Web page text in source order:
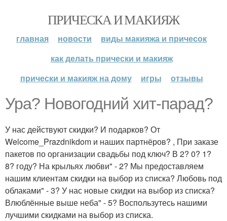
ПРИЧЕСКА И МАКИЯЖ
главная новости
виды макияжа и причесок
как делать прически и макияж
прически и макияж на дому
игры отзывы
Ура? Новогодний хит-парад?
У нас действуют скидки? И подарков? От
Welcome_Prazdnikdom и наших партнёров? , При заказе
пакетов по организации свадьбы под ключ? В 2? 0? 1?
8? году? На крыльях любви" - 2? Мы предоставляем
нашим клиентам скидки на выбор из списка? Любовь под
облаками" - 3? У нас новые скидки на выбор из списка?
Влюблённые выше неба" - 5? Воспользутесь нашими
лучшими скидками на выбор из списка.